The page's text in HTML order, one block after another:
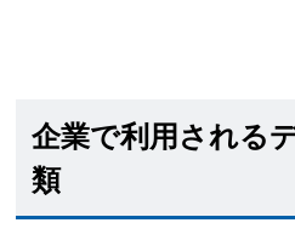
企業で利用される
類